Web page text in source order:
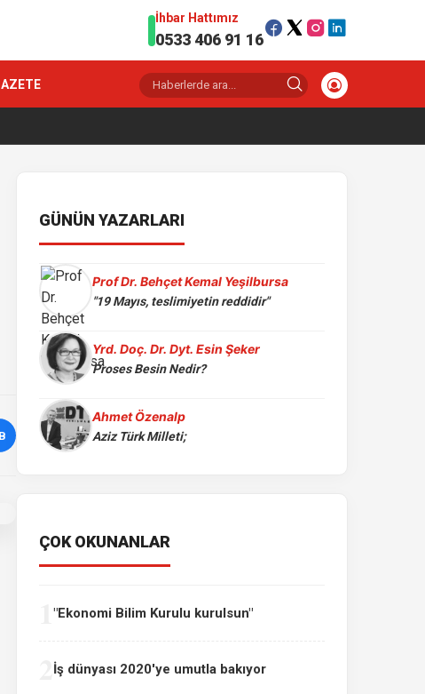
İhbar Hattımız
0533 406 91 16
GÜNÜN YAZARLARI
Prof Dr. Behçet Kemal Yeşilbursa
"19 Mayıs, teslimiyetin reddidir"
Yrd. Doç. Dr. Dyt. Esin Şeker
Proses Besin Nedir?
Ahmet Özenalp
Aziz Türk Milleti;
ÇOK OKUNANLAR
"Ekonomi Bilim Kurulu kurulsun"
İş dünyası 2020'ye umutla bakıyor